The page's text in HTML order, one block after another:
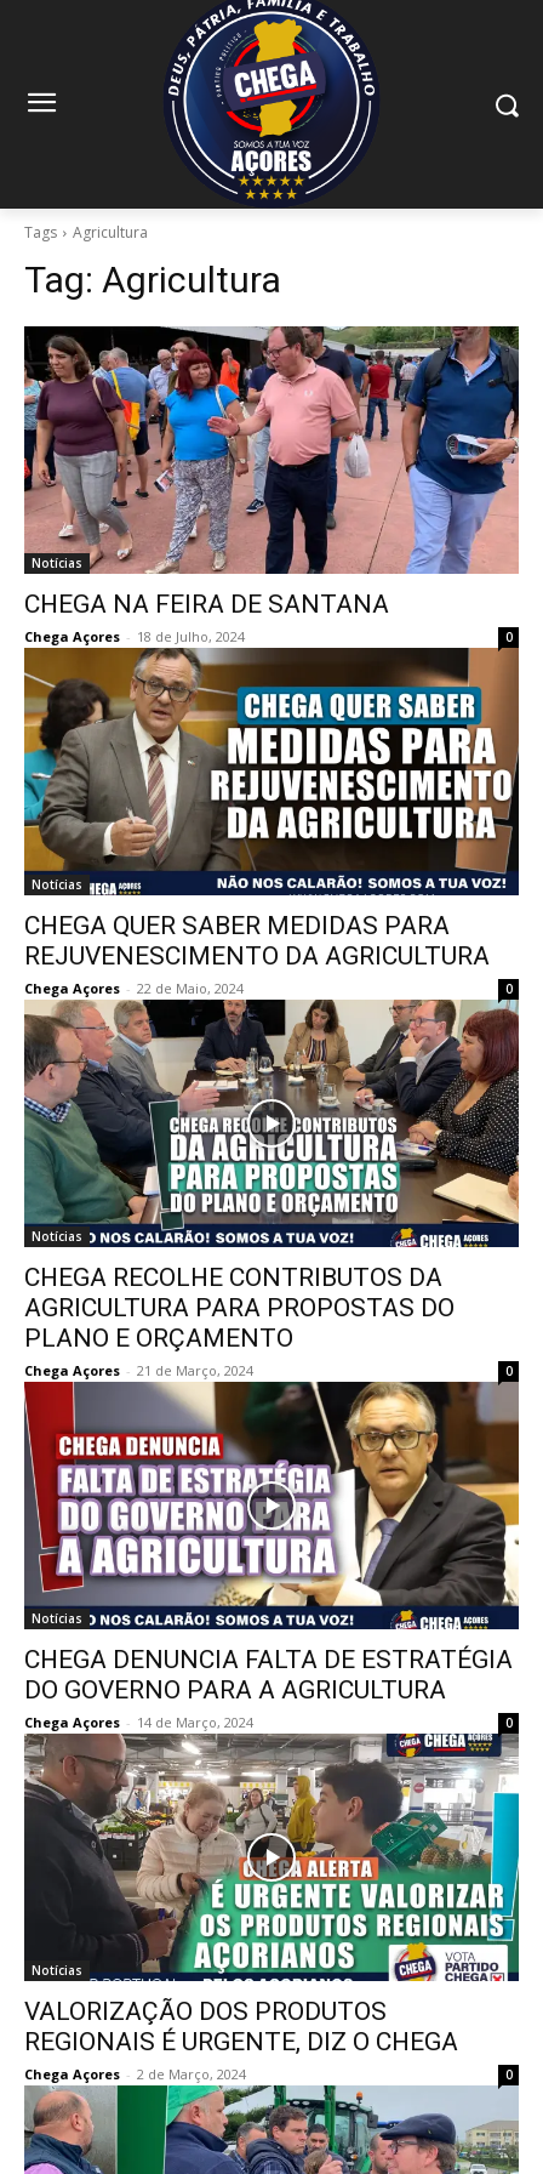
Tags Agricultura
Tag: Agricultura
Notícias
CHEGA NA FEIRA DE SANTANA
Chega Açores - 18 de Julho, 2024 0
Notícias
CHEGA QUER SABER MEDIDAS PARA
REJUVENESCIMENTO DA AGRICULTURA
Chega Açores - 22 de Maio, 2024 0
Notícias
CHEGA RECOLHE CONTRIBUTOS DA
AGRICULTURA PARA PROPOSTAS DO
PLANO E ORÇAMENTO
Chega Açores - 21 de Março, 2024 0
Notícias
CHEGA DENUNCIA FALTA DE ESTRATÉGIA
DO GOVERNO PARA A AGRICULTURA
Chega Açores - 14 de Março, 2024 0
Notícias
VALORIZAÇÃO DOS PRODUTOS
REGIONAIS É URGENTE, DIZ O CHEGA
Chega Açores - 2 de Março, 2024 0